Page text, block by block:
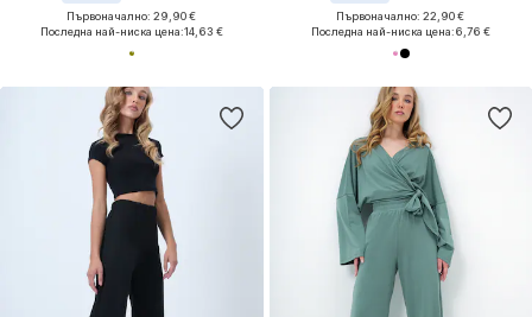
Първоначално: 29,90 €
Последна най-ниска цена:14,63 €
Първоначално: 22,90 €
Последна най-ниска цена:6,76 €